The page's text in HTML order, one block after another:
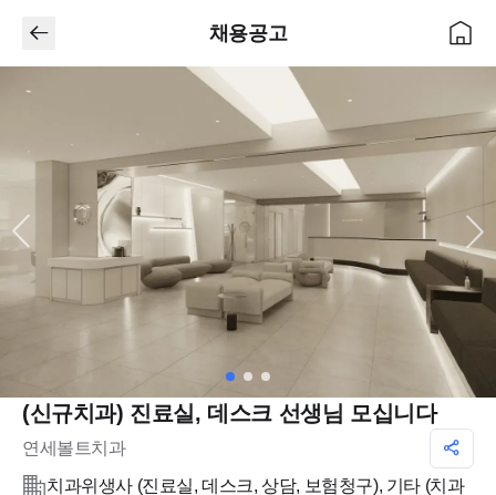
채용공고
(신규치과) 진료실, 데스크 선생님 모십니다
연세볼트치과
치과위생사 (진료실, 데스크, 상담, 보험청구), 기타 (치과